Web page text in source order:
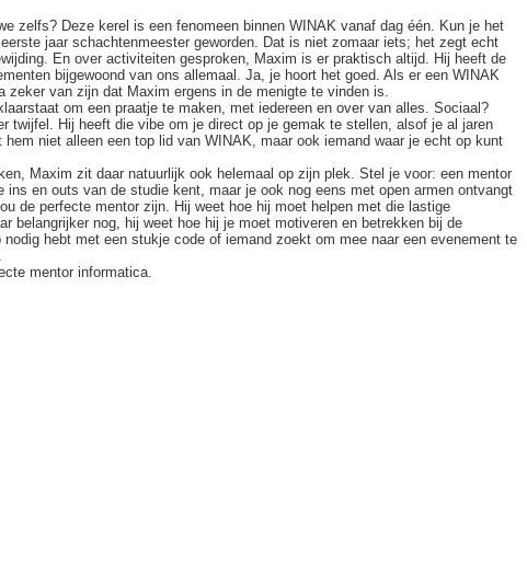
zelfs? Deze kerel is een fenomeen binnen WINAK vanaf dag één. Kun je het
jaar schachtenmeester geworden. Dat is niet zomaar iets; het zegt echt
En over activiteiten gesproken, Maxim is er praktisch altijd. Hij heeft de
bijgewoond van ons allemaal. Ja, je hoort het goed. Als er een WINAK
zeker van zijn dat Maxim ergens in de menigte te vinden is.
om een praatje te maken, met iedereen en over van alles. Sociaal?
twijfel. Hij heeft die vibe om je direct op je gemak te stellen, alsof je al jaren
niet alleen een top lid van WINAK, maar ook iemand waar je echt op kunt
Maxim zit daar natuurlijk ook helemaal op zijn plek. Stel je voor: een mentor
ins en outs van de studie kent, maar je ook nog eens met open armen ontvangt
de perfecte mentor zijn. Hij weet hoe hij moet helpen met die lastige
belangrijker nog, hij weet hoe hij je moet motiveren en betrekken bij de
hebt met een stukje code of iemand zoekt om mee naar een evenement te
mentor informatica.